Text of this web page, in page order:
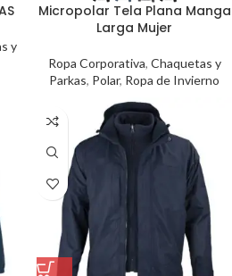
y
Micropolar Tela Plana Manga
Larga Mujer
Ropa Corporativa, Chaquetas y
Parkas, Polar, Ropa de Invierno